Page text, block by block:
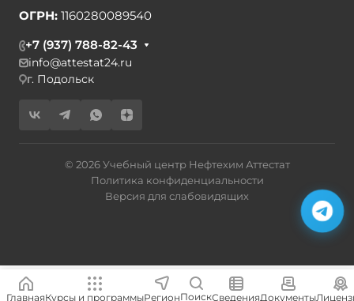
ГлавнаяКурсы и программыРегионПоискСведенияДокументы
ОГРН: 1160280089540
+7 (937) 788-82-43
info@attestat24.ru
г. Подольск
© 2026 Учебный центр Нефтехим Аттестат
Политика конфиденциальности
Версия для слабовидящих